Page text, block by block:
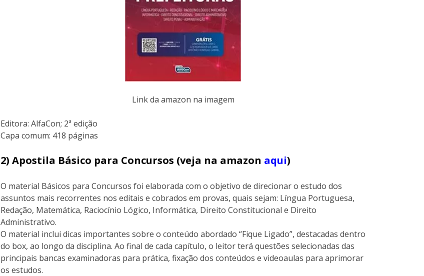
Link da amazon na imagem
Editora:‎ AlfaCon; 2ª edição
Capa comum:‎ 418 páginas
2) Apostila Básico para Concursos (veja na amazon aqui)
O material Básicos para Concursos foi elaborada com o objetivo de direcionar o estudo dos
assuntos mais recorrentes nos editais e cobrados em provas, quais sejam: Língua Portuguesa,
Redação, Matemática, Raciocínio Lógico, Informática, Direito Constitucional e Direito
Administrativo.
O material inclui dicas importantes sobre o conteúdo abordado “Fique Ligado”, destacadas dentro
do box, ao longo da disciplina. Ao final de cada capítulo, o leitor terá questões selecionadas das
principais bancas examinadoras para prática, fixação dos conteúdos e videoaulas para aprimorar
os estudos.